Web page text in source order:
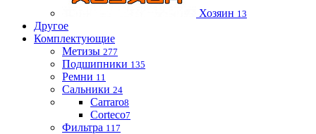
Хозяин 13
Другое
Комплектующие
Метизы 277
Подшипники 135
Ремни 11
Сальники 24
Carraro8
Corteco7
Фильтра 117